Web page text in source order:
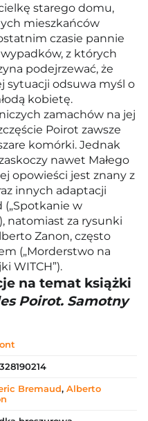
starego domu,
mieszkańców
czasie pannie
z których
podejrzewać, że
sytuacji odsuwa myśl o
kobietę.
zamachów na jej
Poirot zawsze
komórki. Jednak
nawet Małego
opowieści jest znany z
innych adaptacji
w
natomiast za rysunki
Zanon, często
(„Morderstwo na
WITCH”).
na temat książki
Poirot. Samotny
Bremaud, Alberto